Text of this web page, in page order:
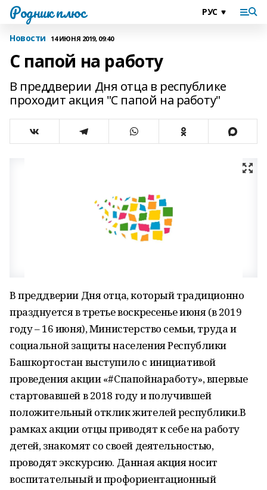
Родник плюс
Новости 14 ИЮНЯ 2019, 09:40
С папой на работу
В преддверии Дня отца в республике
проходит акция "С папой на работу"
В преддверии Дня отца, который традиционно
празднуется в третье воскресенье июня (в 2019
году – 16 июня), Министерство семьи, труда и
социальной защиты населения Республики
Башкортостан выступило с инициативой
проведения акции «#Спапойнаработу», впервые
стартовавшей в 2018 году и получившей
положительный отклик жителей республики.В
рамках акции отцы приводят к себе на работу
детей, знакомят со своей деятельностью,
проводят экскурсию. Данная акция носит
воспитательный и профориентационный